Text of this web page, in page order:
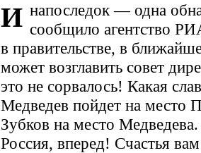
И напоследок — одна
сообщило агентство
в правительстве, в
может возглавить совет
это не сорвалось! Какая
Медведев пойдет на место
Зубков на место
Россия, вперед! Счастья